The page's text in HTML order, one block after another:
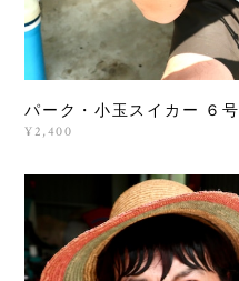
パーク・小玉スイカー ６号
¥2,400